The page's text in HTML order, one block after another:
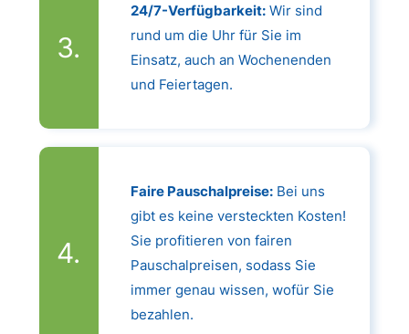
24/7-Verfügbarkeit:Wir sind
rund um die Uhr für Sie im
Einsatz, auch an Wochenenden
und Feiertagen.
Faire Pauschalpreise:Bei uns
gibt es keine versteckten Kosten!
Sie profitieren von fairen
Pauschalpreisen, sodass Sie
immer genau wissen, wofür Sie
bezahlen.